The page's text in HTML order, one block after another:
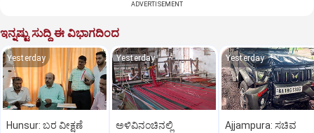
ADVERTISEMENT
ಇನ್ನಷ್ಟು ಸುದ್ದಿ ಈ ವಿಭಾಗದಿಂದ
Yesterday
Hunsur: ಬರ ವೀಕ್ಷಣೆ
Yesterday
ಅಳಿವಿನಂಚಿನಲ್ಲಿ
Yesterday
Ajjampura: ಸಚಿವ